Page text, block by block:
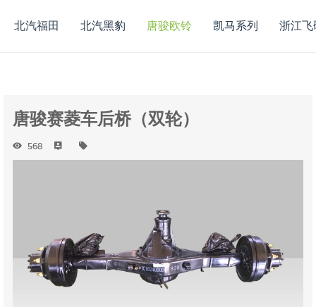
北汽福田 北汽黑豹 唐骏欧铃 凯马系列 浙江飞
唐骏赛菱车后桥（双轮）
568